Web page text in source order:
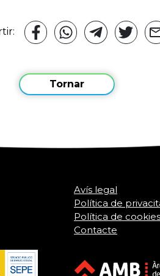
Tornar
Avís legal
Política de
Política de cookies
Contacte